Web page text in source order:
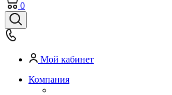
0
Мой кабинет
Компания